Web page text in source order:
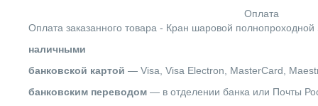
Оплата
Оплата заказанного товара - Кран шаровой
наличными
банковской картой — Visa, Visa Electron, MasterCard,
банковским переводом — в отделении банка или Почты